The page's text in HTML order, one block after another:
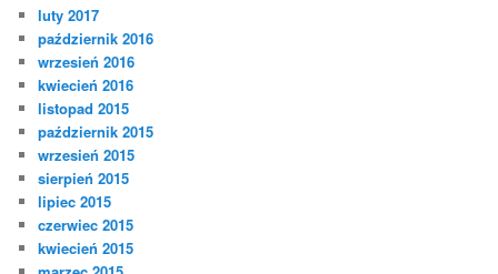
luty 2017
październik 2016
wrzesień 2016
kwiecień 2016
listopad 2015
październik 2015
wrzesień 2015
sierpień 2015
lipiec 2015
czerwiec 2015
kwiecień 2015